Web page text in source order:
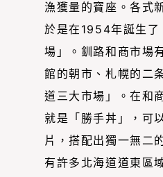
漁獲量的寶座。各式
於是在1954年誕生了
場」。釧路和商市場
館的朝市、札幌的二
道三大市場」。在和
就是「勝手丼」，可
片，搭配出獨一無二
有許多北海道道東區